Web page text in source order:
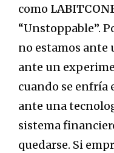
como
“Unstoppable”.
no estamos ante
ante un
cuando se enfría
ante una
sistema
quedarse. Si